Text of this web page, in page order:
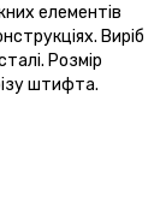
елементів
Виріб
Розмір
штифта.